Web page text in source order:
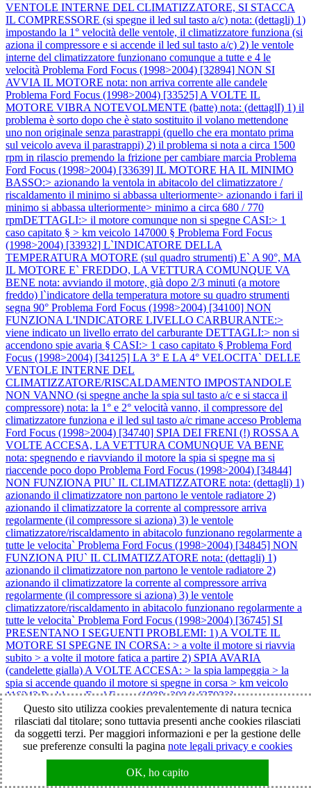
VENTOLE INTERNE DEL CLIMATIZZATORE, SI STACCA
IL COMPRESSORE (si spegne il led sul tasto a/c) nota: (dettagli) 1)
impostando la 1° velocità delle ventole, il climatizzatore funziona (si
aziona il compressore e si accende il led sul tasto a/c) 2) le ventole
interne del climatizzatore funzionano comunque a tutte e 4 le
velocità Problema Ford Focus (1998>2004) [32894] NON SI
AVVIA IL MOTORE nota: non arriva corrente alle candele
Problema Ford Focus (1998>2004) [33525] A VOLTE IL
MOTORE VIBRA NOTEVOLMENTE (batte) nota: (dettaglI) 1) il
problema è sorto dopo che è stato sostituito il volano mettendone
uno non originale senza parastrappi (quello che era montato prima
sul veicolo aveva il parastrappi) 2) il problema si nota a circa 1500
rpm in rilascio premendo la frizione per cambiare marcia Problema
Ford Focus (1998>2004) [33639] IL MOTORE HA IL MINIMO
BASSO:> azionando la ventola in abitacolo del climatizzatore /
riscaldamento il minimo si abbassa ulteriormente> azionando i fari il
minimo si abbassa ulteriormente> minimo a circa 680 / 770
rpmDETTAGLI:> il motore comunque non si spegne CASI:> 1
caso capitato § > km veicolo 147000 § Problema Ford Focus
(1998>2004) [33932] L`INDICATORE DELLA
TEMPERATURA MOTORE (sul quadro strumenti) E` A 90°, MA
IL MOTORE E` FREDDO, LA VETTURA COMUNQUE VA
BENE nota: avviando il motore, già dopo 2/3 minuti (a motore
freddo) l`indicatore della temperatura motore su quadro strumenti
segna 90° Problema Ford Focus (1998>2004) [34100] NON
FUNZIONA L'INDICATORE LIVELLO CARBURANTE:>
viene indicato un livello errato del carburante DETTAGLI:> non si
accendono spie avaria § CASI:> 1 caso capitato § Problema Ford
Focus (1998>2004) [34125] LA 3° E LA 4° VELOCITA` DELLE
VENTOLE INTERNE DEL
CLIMATIZZATORE/RISCALDAMENTO IMPOSTANDOLE
NON VANNO (si spegne anche la spia sul tasto a/c e si stacca il
compressore) nota: la 1° e 2° velocità vanno, il compressore del
climatizzatore funziona e il led sul tasto a/c rimane acceso Problema
Ford Focus (1998>2004) [34740] SPIA DEI FRENI (!) ROSSA A
VOLTE ACCESA, LA VETTURA COMUNQUE VA BENE
nota: spegnendo e riavviando il motore la spia si spegne ma si
riaccende poco dopo Problema Ford Focus (1998>2004) [34844]
NON FUNZIONA PIU` IL CLIMATIZZATORE nota: (dettagli) 1)
azionando il climatizzatore non partono le ventole radiatore 2)
azionando il climatizzatore la corrente al compressore arriva
regolarmente (il compressore si aziona) 3) le ventole
climatizzatore/riscaldamento in abitacolo funzionano regolarmente a
tutte le velocita` Problema Ford Focus (1998>2004) [34845] NON
FUNZIONA PIU` IL CLIMATIZZATORE nota: (dettagli) 1)
azionando il climatizzatore non partono le ventole radiatore 2)
azionando il climatizzatore la corrente al compressore arriva
regolarmente (il compressore si aziona) 3) le ventole
climatizzatore/riscaldamento in abitacolo funzionano regolarmente a
tutte le velocita` Problema Ford Focus (1998>2004) [36745] SI
PRESENTANO I SEGUENTI PROBLEMI: 1) A VOLTE IL
MOTORE SI SPEGNE IN CORSA: > a volte il motore si riavvia
subito > a volte il motore fatica a partire 2) SPIA AVARIA
(candelette gialla) A VOLTE ACCESA: > la spia lampeggia > la
spia si accende quando il motore si spegne in corsa > km veicolo
116243Problema Ford Focus (1998>2004) [37032]
IMPOSTANDO LA 3° E LA 4° VELOCITA` DELLA
VENTOLA IN ABITACOLO SI SPEGNE IL
CLIMATIZZATORE (si spegne la spia sul tasto A/C) e non
funziona la ventola in abitacolo nota: impostando la 1° e la 2°
velocità della ventola in abitacolo > il climatizzatore funziona >
rimane il led acceso sul tasto A/C > la ventola in abitacolo funziona
Questo sito utilizza cookies prevalentemente di natura tecnica
rilasciati dal titolare; sono tuttavia presenti anche cookies rilasciati
da soggetti terzi. Per maggiori informazioni e per la gestione delle
sue preferenze consulti la pagina note legali privacy e cookies
OK, ho capito